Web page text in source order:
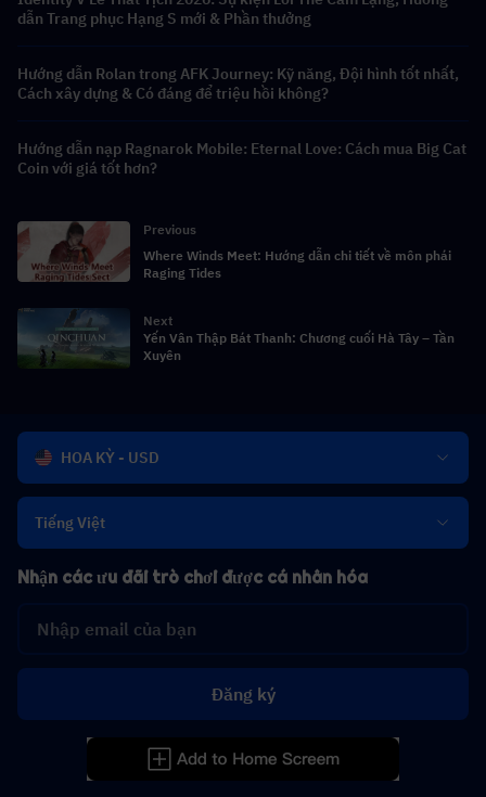
dẫn Trang phục Hạng S mới & Phần thưởng
Hướng dẫn Rolan trong AFK Journey: Kỹ năng, Đội hình tốt nhất,
Cách xây dựng & Có đáng để triệu hồi không?
Hướng dẫn nạp Ragnarok Mobile: Eternal Love: Cách mua Big Cat
Coin với giá tốt hơn?
Previous
Where Winds Meet: Hướng dẫn chi tiết về môn phái
Raging Tides
Next
Yến Vân Thập Bát Thanh: Chương cuối Hà Tây – Tần
Xuyên
HOA KỲ - USD
Tiếng Việt
Nhận các ưu đãi trò chơi được cá nhân hóa
Đăng ký